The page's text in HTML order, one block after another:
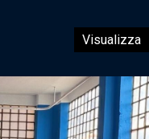
Visualizza